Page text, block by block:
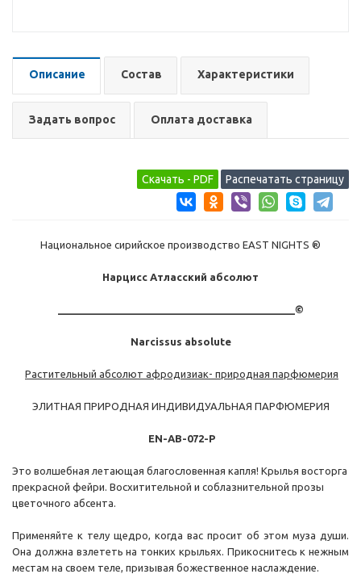
Описание Состав Характеристики
Задать вопрос Оплата доставка
Национальное сирийское производство EAST NIGHTS ®
Нарцисс Атласский абсолют
__________________________________________©
Narcissus absolute
Растительный абсолют афродизиак- природная парфюмерия
ЭЛИТНАЯ ПРИРОДНАЯ ИНДИВИДУАЛЬНАЯ ПАРФЮМЕРИЯ
EN-AB-072-P
Это волшебная летающая благословенная капля! Крылья восторга
прекрасной фейри. Восхитительной и соблазнительной прозы
цветочного абсента.
Применяйте к телу щедро, когда вас просит об этом муза души.
Она должна взлететь на тонких крыльях. Прикоснитесь к нежным
местам на своем теле, призывая божественное наслаждение.